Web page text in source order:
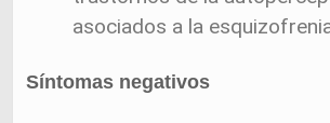
asociados a la
Síntomas negativos